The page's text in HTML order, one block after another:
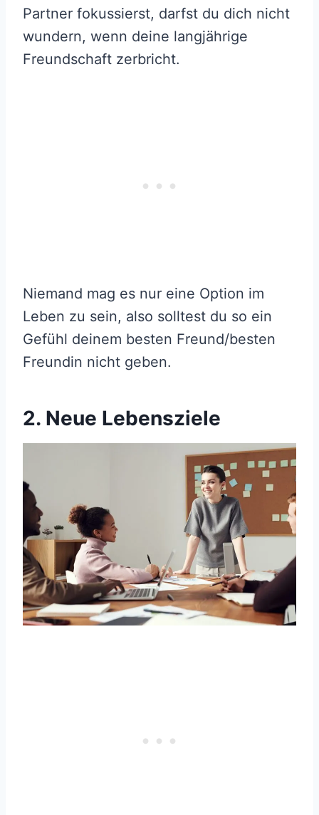
Partner fokussierst, darfst du dich nicht
wundern, wenn deine langjährige
Freundschaft zerbricht.
Niemand mag es nur eine Option im
Leben zu sein, also solltest du so ein
Gefühl deinem besten Freund/besten
Freundin nicht geben.
2. Neue Lebensziele